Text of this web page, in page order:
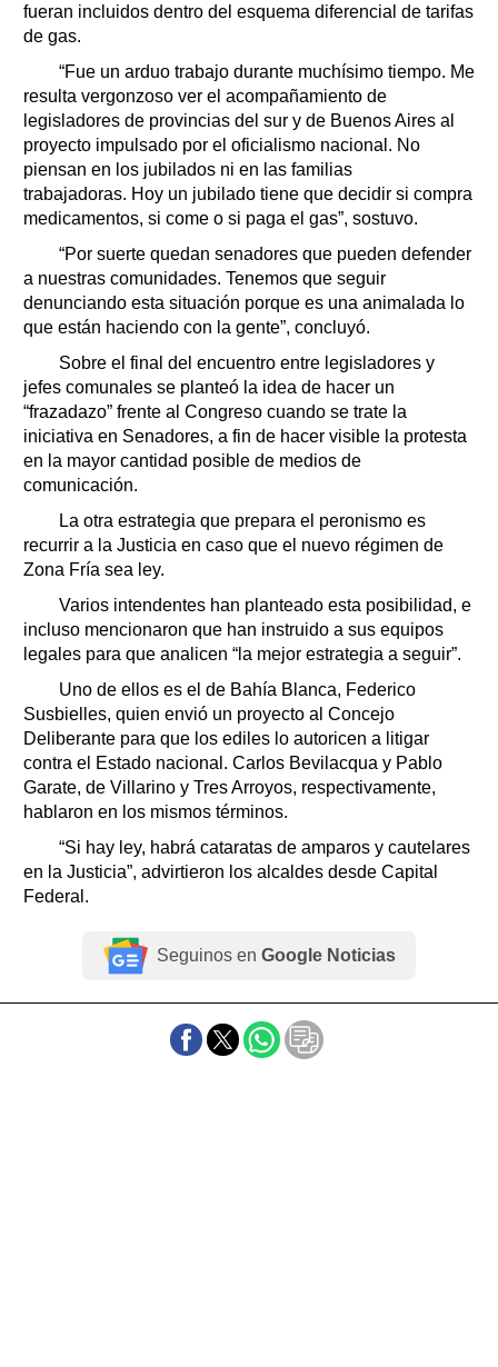
fueran incluidos dentro del esquema diferencial de tarifas
de gas.
“Fue un arduo trabajo durante muchísimo tiempo. Me
resulta vergonzoso ver el acompañamiento de
legisladores de provincias del sur y de Buenos Aires al
proyecto impulsado por el oficialismo nacional. No
piensan en los jubilados ni en las familias
trabajadoras. Hoy un jubilado tiene que decidir si compra
medicamentos, si come o si paga el gas”, sostuvo.
“Por suerte quedan senadores que pueden defender
a nuestras comunidades. Tenemos que seguir
denunciando esta situación porque es una animalada lo
que están haciendo con la gente”, concluyó.
Sobre el final del encuentro entre legisladores y
jefes comunales se planteó la idea de hacer un
“frazadazo” frente al Congreso cuando se trate la
iniciativa en Senadores, a fin de hacer visible la protesta
en la mayor cantidad posible de medios de
comunicación.
La otra estrategia que prepara el peronismo es
recurrir a la Justicia en caso que el nuevo régimen de
Zona Fría sea ley.
Varios intendentes han planteado esta posibilidad, e
incluso mencionaron que han instruido a sus equipos
legales para que analicen “la mejor estrategia a seguir”.
Uno de ellos es el de Bahía Blanca, Federico
Susbielles, quien envió un proyecto al Concejo
Deliberante para que los ediles lo autoricen a litigar
contra el Estado nacional. Carlos Bevilacqua y Pablo
Garate, de Villarino y Tres Arroyos, respectivamente,
hablaron en los mismos términos.
“Si hay ley, habrá cataratas de amparos y cautelares
en la Justicia”, advirtieron los alcaldes desde Capital
Federal.
Seguinos en Google Noticias